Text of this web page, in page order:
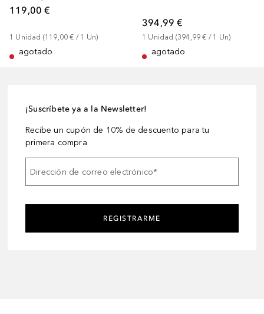
119,00 €
1 Unidad (119,00 € / 1 Un)
agotado
394,99 €
1 Unidad (394,99 € / 1 Un)
agotado
¡Suscríbete ya a la Newsletter!
Recibe un cupón de 10% de descuento para tu
primera compra
Dirección de correo electrónico*
REGISTRARME